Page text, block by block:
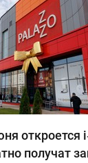
откроется
получат